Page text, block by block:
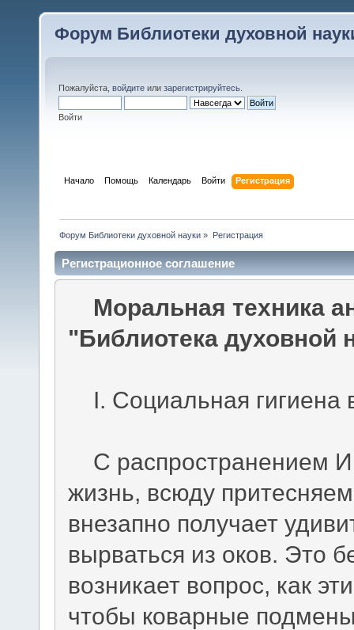
Форум Библиотеки духовной
Пожалуйста, войдите или зарегистрируйтесь
Войти
Начало Помощь Календарь Войти Регистрация
Форум Библиотеки духовной науки » Регистрация
Регистрационное соглашение
Моральная техника
"Библиотека духовной
I. Социальная гигиена
С распространением
жизнь, всюду
внезапно получает
вырваться из оков. Это
возникает вопрос, как
чтобы коварные